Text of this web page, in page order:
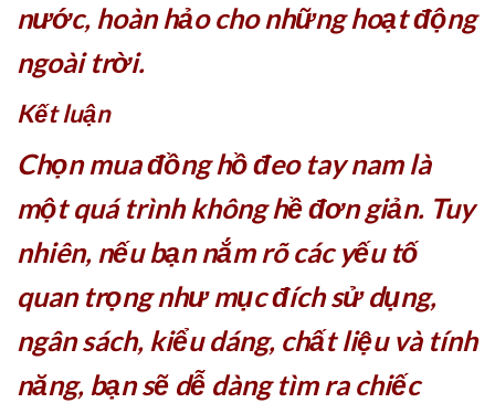
nước, hoàn hảo cho những hoạt động
ngoài trời.
Kết luận
Chọn mua đồng hồ đeo tay nam là
một quá trình không hề đơn giản. Tuy
nhiên, nếu bạn nắm rõ các yếu tố
quan trọng như mục đích sử dụng,
ngân sách, kiểu dáng, chất liệu và tính
năng, bạn sẽ dễ dàng tìm ra chiếc